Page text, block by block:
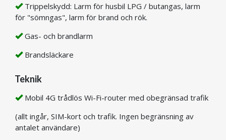
Trippelskydd: Larm för husbil LPG / butangas, larm
för "sömngas", larm för brand och rök.
Gas- och brandlarm
Brandsläckare
Teknik
Mobil 4G trådlös Wi-Fi-router med obegränsad trafik
(allt ingår, SIM-kort och trafik. Ingen begränsning av
antalet användare)